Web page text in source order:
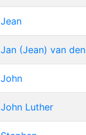
Jean
Jan (Jean) van den
John
John Luther